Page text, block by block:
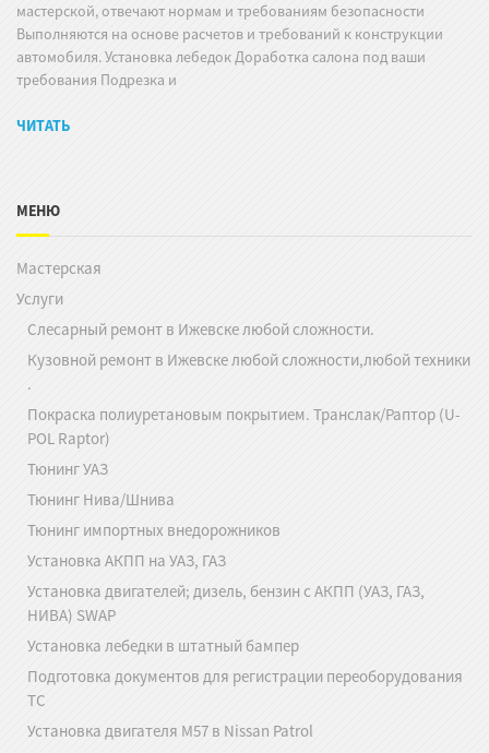
мастерской, отвечают нормам и требованиям безопасности
Выполняются на основе расчетов и требований к конструкции
автомобиля. Установка лебедок Доработка салона под ваши
требования Подрезка и
ЧИТАТЬ
МЕНЮ
Мастерская
Услуги
Слесарный ремонт в Ижевске любой сложности.
Кузовной ремонт в Ижевске любой сложности,любой техники
.
Покраска полиуретановым покрытием. Транслак/Раптор (U-
POL Raptor)
Тюнинг УАЗ
Тюнинг Нива/Шнива
Тюнинг импортных внедорожников
Установка АКПП на УАЗ, ГАЗ
Установка двигателей; дизель, бензин с АКПП (УАЗ, ГАЗ,
НИВА) SWAP
Установка лебедки в штатный бампер
Подготовка документов для регистрации переоборудования
ТС
Установка двигателя M57 в Nissan Patrol